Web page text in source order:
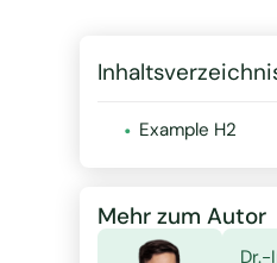
. Example H2
Mehr zum Autor
Dr.-